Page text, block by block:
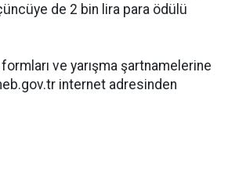
de 2 bin lira para ödülü
ve yarışma şartnamelerine
internet adresinden